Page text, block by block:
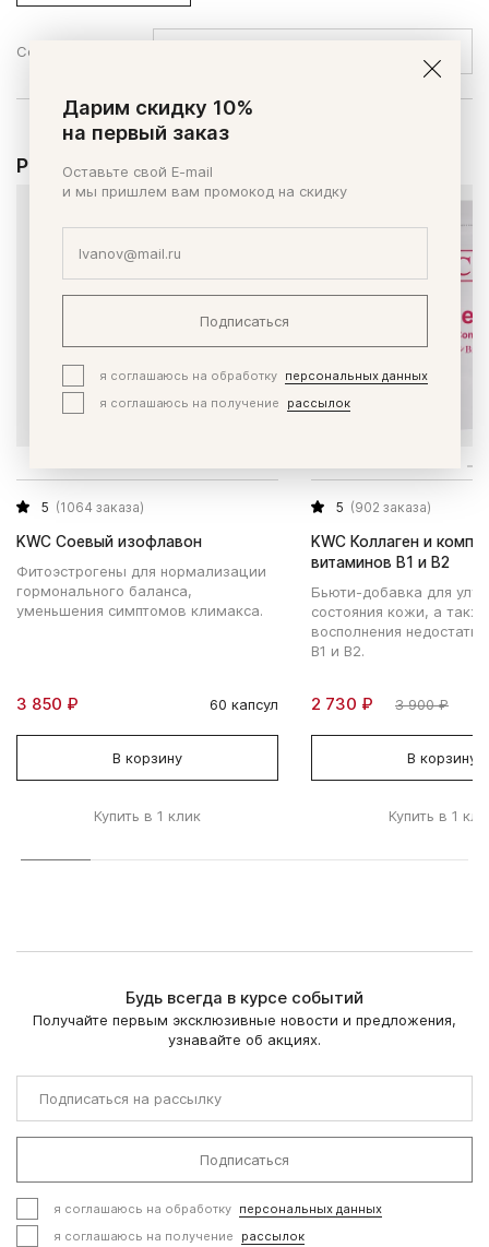
Сортировать по:
Рекомендуем
5 (1064 заказа)
KWC Соевый изофлавон
Фитоэстрогены для нормализации
гормонального баланса,
уменьшения симптомов климакса.
3 850 ₽ 60 капсул
В корзину
Купить в 1 клик
5 (902 заказа)
KWC Коллаген и
витаминов В1 и В2
Бьюти-добавка для
состояния кожи, а
восполнения
В1 и В2.
2 730 ₽ 3 900 ₽
В корзину
Купить в 1
Будь всегда в курсе событий
Получайте первым эксклюзивные новости и предложения,
узнавайте об акциях.
Подписаться
я соглашаюсь на обработку персональных данных
я соглашаюсь на получение
рассылок
Дарим скидку 10%
на первый заказ
Оставьте свой E-mail
и мы пришлем вам промокод на скидку
Подписаться
я соглашаюсь на обработку
персональных данных
я соглашаюсь на получение
рассылок